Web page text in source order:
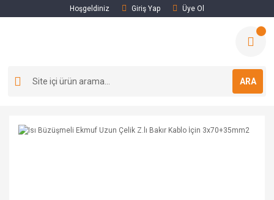
Hoşgeldiniz Giriş Yap Üye Ol
ARA